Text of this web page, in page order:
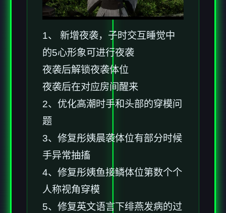
1、 新增夜袭，子时交互睡觉中
的5心形象可进行夜袭
夜袭后解锁夜袭体位
夜袭后在对应房间醒来
2、优化高潮时手和头部的穿模问
题
3、修复彤姨晨袭体位有部分时候
手异常抽搐
4、修复彤姨鱼接鳞体位第数个个
人称视角穿模
5、修复英文语言下绯燕发病的过